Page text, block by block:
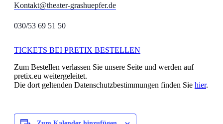
Kontakt@theater-grashuepfer.de
030/53 69 51 50
TICKETS BEI PRETIX BESTELLEN
Zum Bestellen verlassen Sie unsere Seite und werden auf
pretix.eu weitergeleitet.
Die dort geltenden Datenschutzbestimmungen finden Sie hier.